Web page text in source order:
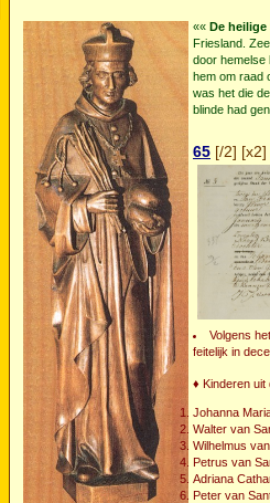
«« De heilige
Friesland.
door hemelse
hem om raad
was het die
blinde had
65 [/2] [x2]
Volgens
feitelijk in
♦ Kinderen uit
Johanna
Walter van
Wilhelmus
Petrus van
Adriana
Peter van